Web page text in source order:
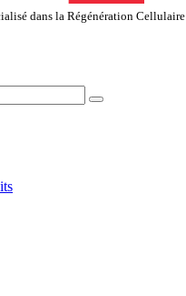
dans la Régénération Cellulaire